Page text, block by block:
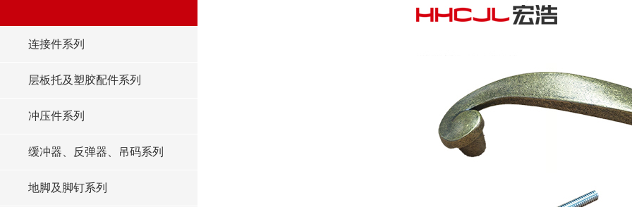
连接件系列
层板托及塑胶配件系列
冲压件系列
缓冲器、反弹器、吊码系列
地脚及脚钉系列